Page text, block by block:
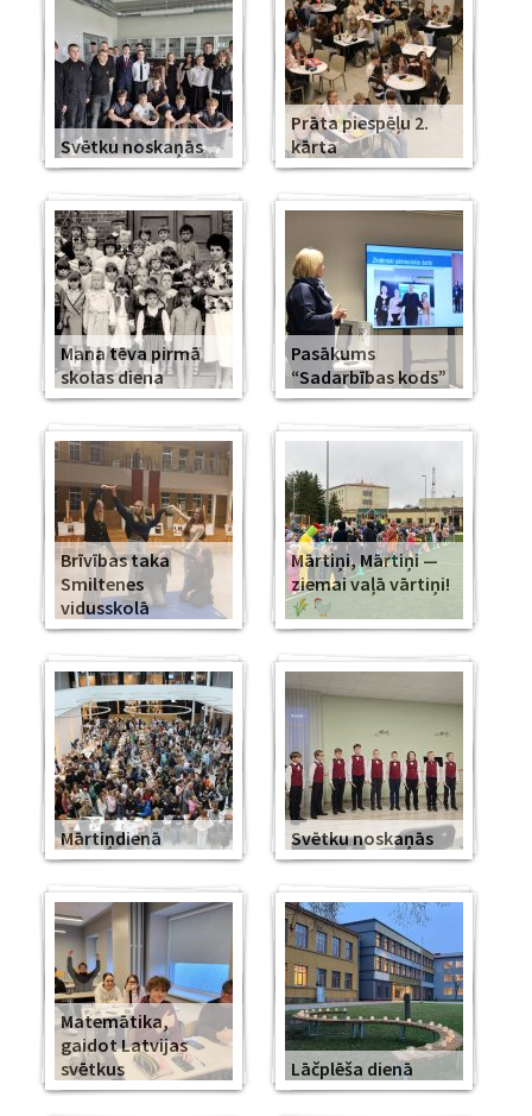
Svētku noskaņās
Prāta piespēļu 2.
kārta
Mana tēva pirmā
skolas diena
Pasākums
“Sadarbības kods”
Brīvības taka
Smiltenes
vidusskolā
Mārtiņi, Mārtiņi —
ziemai vaļā vārtiņi!
Mārtiņdienā Svētku noskaņās
Matemātika,
gaidot Latvijas
svētkus
Lāčplēša dienā